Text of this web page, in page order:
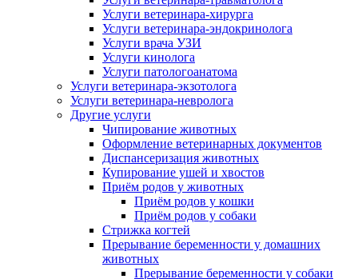
Услуги ветеринара-хирурга
Услуги ветеринара-эндокринолога
Услуги врача УЗИ
Услуги кинолога
Услуги патологоанатома
Услуги ветеринара-экзотолога
Услуги ветеринара-невролога
Другие услуги
Чипирование животных
Оформление ветеринарных документов
Диспансеризация животных
Купирование ушей и хвостов
Приём родов у животных
Приём родов у кошки
Приём родов у собаки
Стрижка когтей
Прерывание беременности у домашних
животных
Прерывание беременности у собаки